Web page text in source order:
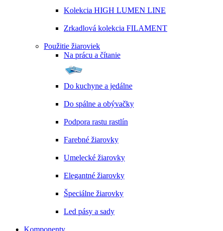
Kolekcia HIGH LUMEN LINE
Zrkadlová kolekcia FILAMENT
Použitie žiaroviek
Na prácu a čítanie
Do kuchyne a jedálne
Do spálne a obývačky
Podpora rastu rastlín
Farebné žiarovky
Umelecké žiarovky
Elegantné žiarovky
Špeciálne žiarovky
Led pásy a sady
Komponenty